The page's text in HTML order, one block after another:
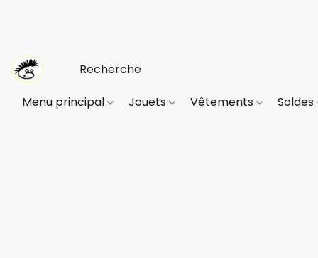
Menu principal Jouets Vêtements Soldes